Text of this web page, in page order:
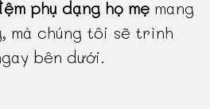
phụ dạng họ mẹ mang
mà chúng tôi sẽ trình
bên dưới.